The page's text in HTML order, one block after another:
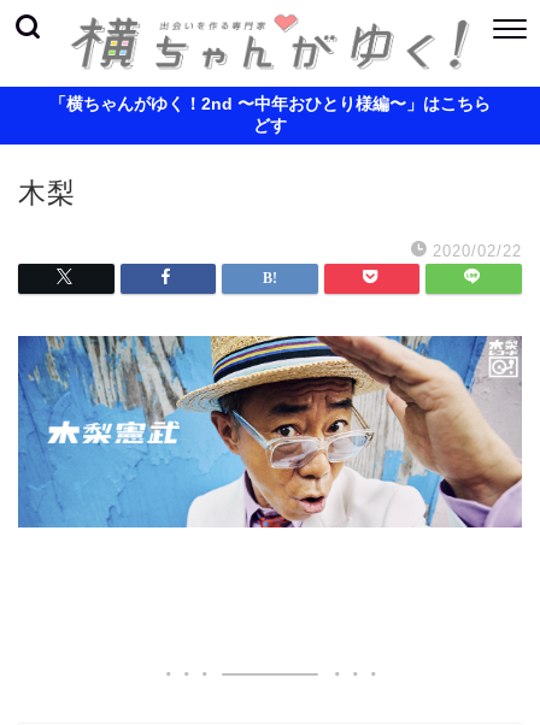
「横ちゃんがゆく！2nd 〜中年おひとり様編〜」はこちら
どす
木梨
2020/02/22